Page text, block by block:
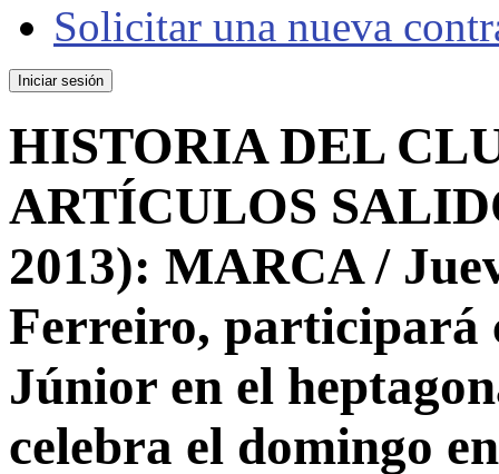
Solicitar una nueva
HISTORIA DEL
ARTÍCULOS
2013): MARCA /
Ferreiro, participará
Júnior en el
celebra el domingo